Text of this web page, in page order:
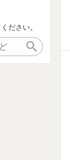
ださい。